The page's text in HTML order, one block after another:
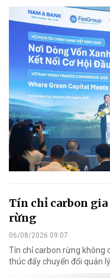
Tín chỉ carbon
rừng
06/08/2026 09:07
Tín chỉ carbon rừng không
thúc đẩy chuyển đổi quản